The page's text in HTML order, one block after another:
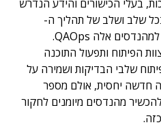
בעלי הכישורים והידע הנדרש
שלב ושלב של תהליך ה-
CI/CD של המוצר. אנו קוראים למהנדסים אלה QAOps.
הפיתוח ותפעול התוכנה
שלבי הבדיקות ושמירה על
חדשה יחסית, אולם מספר
מהנדסים מיומנים לחקור